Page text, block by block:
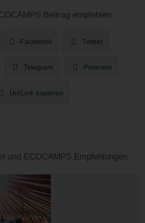
Beitrag empfehlen:
Facebook Twitter
Telegram Pinterest
Url/Link kopieren
und ECOCAMPS Empfehlungen